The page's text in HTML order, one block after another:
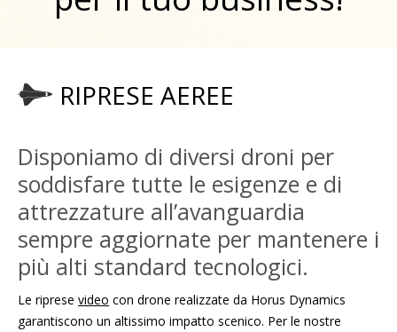
RIPRESE AEREE
Disponiamo di diversi droni per
soddisfare tutte le esigenze e di
attrezzature all’avanguardia
sempre aggiornate per mantenere i
più alti standard tecnologici.
Le riprese video con drone realizzate da Horus Dynamics
garantiscono un altissimo impatto scenico. Per le nostre